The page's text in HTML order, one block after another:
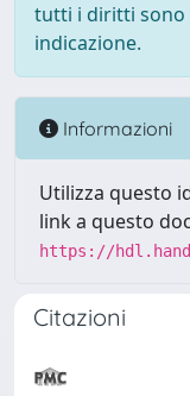
tutti i diritti sono
indicazione.
Informazioni
Utilizza questo
link a questo
https://
Citazioni